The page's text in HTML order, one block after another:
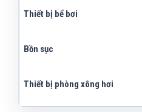
Thiết bị bể bơi
Bồn sục
Thiết bị phòng xông hơi